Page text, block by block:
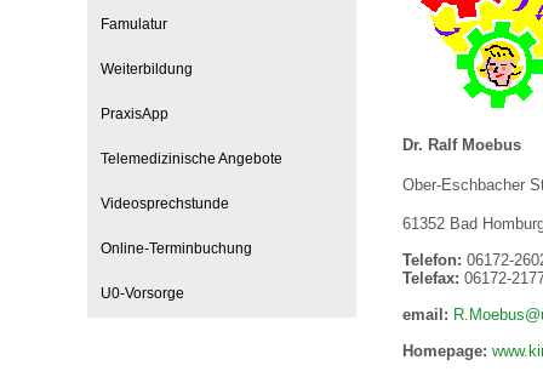
Impfsicherheit
Häufige Fragen
Recht auf Impfung
Vorsorge- und
Notdienste
Empfehlungen
Hörlexikon
Material zu den
Famulatur
Weiterbildung
PraxisApp
Telemedizinische Angebote
Videosprechstunde
Online-Terminbuchung
U0-Vorsorge
Dr. Ralf Moebus
Ober-Eschbacher
61352 Bad
Telefon: 06172-
Telefax: 06172-
email:
Homepage: